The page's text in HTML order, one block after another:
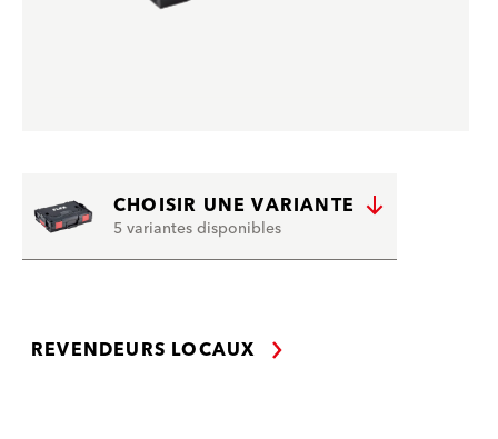
CHOISIR UNE VARIANTE
5 variantes disponibles
REVENDEURS LOCAUX